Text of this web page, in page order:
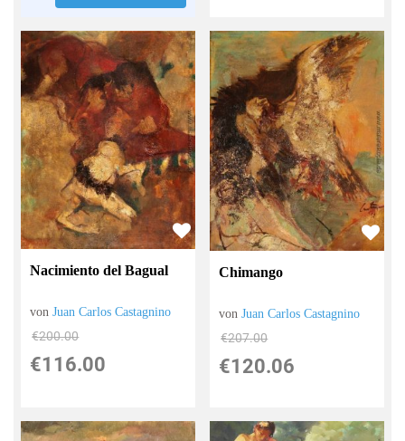
Nacimiento del Bagual
vonJuan Carlos Castagnino
€200.00
€116.00
Chimango
vonJuan Carlos Castagnino
€207.00
€120.06